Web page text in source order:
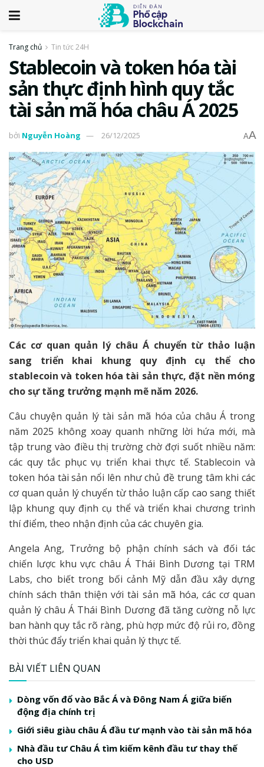
Trang chủ Tin tức 24H
Stablecoin và token hóa tài
sản thực định hình quy tắc
tài sản mã hóa châu Á 2025
bởi Nguyễn Hoàng 26/12/2025 AA
Các cơ quan quản lý châu Á chuyển từ thảo luận
sang triển khai khung quy định cụ thể cho
stablecoin và token hóa tài sản thực, đặt nền móng
cho sự tăng trưởng mạnh mẽ năm 2026.
Câu chuyện quản lý tài sản mã hóa của châu Á trong
năm 2025 không xoay quanh những lời hứa mới, mà
tập trung vào điều thị trường chờ đợi suốt nhiều năm:
các quy tắc phục vụ triển khai thực tế. Stablecoin và
token hóa tài sản nổi lên như chủ đề trung tâm khi các
cơ quan quản lý chuyển từ thảo luận cấp cao sang thiết
lập khung quy định cụ thể và triển khai chương trình
thí điểm, theo nhận định của các chuyên gia.
Angela Ang, Trưởng bộ phận chính sách và đối tác
chiến lược khu vực châu Á Thái Bình Dương tại TRM
Labs, cho biết trong bối cảnh Mỹ dẫn đầu xây dựng
chính sách thân thiện với tài sản mã hóa, các cơ quan
quản lý châu Á Thái Bình Dương đã tăng cường nỗ lực
ban hành quy tắc rõ ràng, phù hợp mức độ rủi ro, đồng
thời thúc đẩy triển khai quản lý thực tế.
BÀI VIẾT LIÊN QUAN
Dòng vốn đổ vào Bắc Á và Đông Nam Á giữa biến
động địa chính trị
Giới siêu giàu châu Á đầu tư mạnh vào tài sản mã hóa
Nhà đầu tư Châu Á tìm kiếm kênh đầu tư thay thế
cho USD